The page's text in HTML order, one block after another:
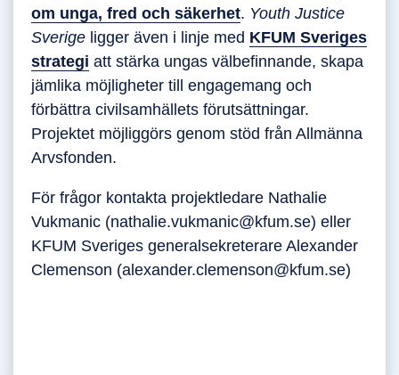
om unga, fred och säkerhet. Youth Justice
Sverige ligger även i linje med KFUM Sveriges
strategi att stärka ungas välbefinnande, skapa
jämlika möjligheter till engagemang och
förbättra civilsamhällets förutsättningar.
Projektet möjliggörs genom stöd från Allmänna
Arvsfonden.
För frågor kontakta projektledare Nathalie
Vukmanic (nathalie.vukmanic@kfum.se) eller
KFUM Sveriges generalsekreterare Alexander
Clemenson (alexander.clemenson@kfum.se)